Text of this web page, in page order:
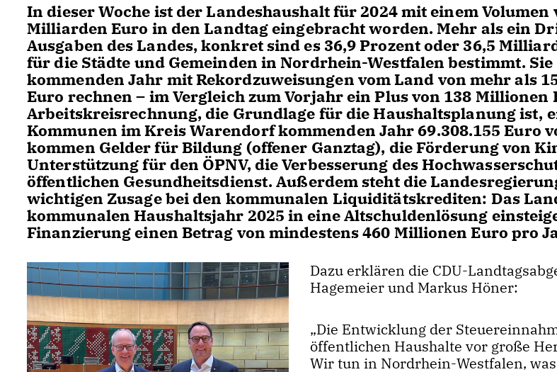
In dieser Woche ist der Landeshaushalt für 2024 mit einem Volumen
Milliarden Euro in den Landtag eingebracht worden. Mehr als ein
Ausgaben des Landes, konkret sind es 36,9 Prozent oder 36,5
für die Städte und Gemeinden in Nordrhein-Westfalen bestimmt.
kommenden Jahr mit Rekordzuweisungen vom Land von mehr als
Euro rechnen – im Vergleich zum Vorjahr ein Plus von 138 Millionen
Arbeitskreisrechnung, die Grundlage für die Haushaltsplanung ist,
Kommunen im Kreis Warendorf kommenden Jahr 69.308.155 Euro
kommen Gelder für Bildung (offener Ganztag), die Förderung von
Unterstützung für den ÖPNV, die Verbesserung des
öffentlichen Gesundheitsdienst. Außerdem steht die
wichtigen Zusage bei den kommunalen Liquiditätskrediten: Das
kommunalen Haushaltsjahr 2025 in eine Altschuldenlösung
Finanzierung einen Betrag von mindestens 460 Millionen Euro pro
Dazu erklären die CDU-
Hagemeier und Markus Höner:
Die Entwicklung der
öffentlichen Haushalte vor große
Wir tun in Nordrhein-Westfalen,